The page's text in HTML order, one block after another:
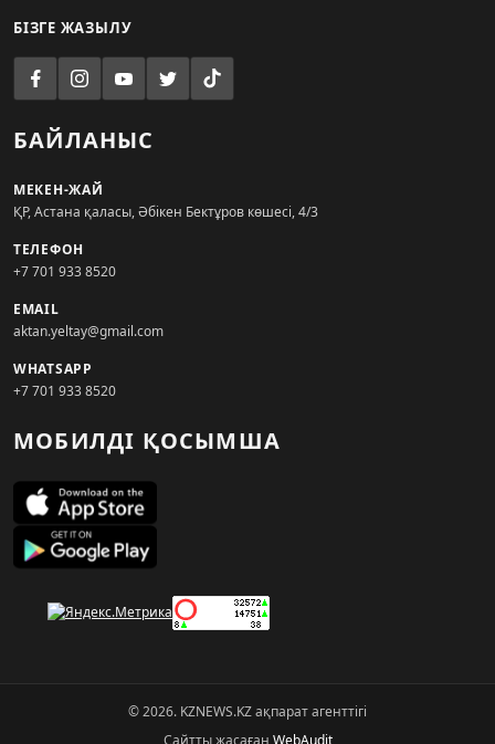
БІЗГЕ ЖАЗЫЛУ
БАЙЛАНЫС
МЕКЕН-ЖАЙ
ҚР, Астана қаласы, Әбікен Бектұров көшесі, 4/3
ТЕЛЕФОН
+7 701 933 8520
EMAIL
aktan.yeltay@gmail.com
WHATSAPP
+7 701 933 8520
МОБИЛДІ ҚОСЫМША
© 2026. KZNEWS.KZ ақпарат агенттігі
Сайтты жасаған WebAudit